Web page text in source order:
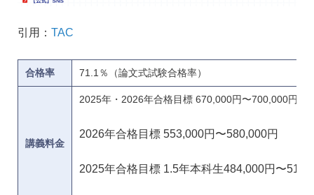
引用： TAC
合格率 71.1％（論文式試験合格率）
講義料金
2025年・2026年合格目標 670,000円〜700,000円
2026年合格目標 553,000円〜580,000円
2025年合格目標 1.5年本科生484,000円〜